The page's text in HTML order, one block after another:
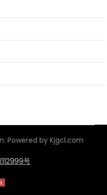
Powered by Kjgcl.com
号